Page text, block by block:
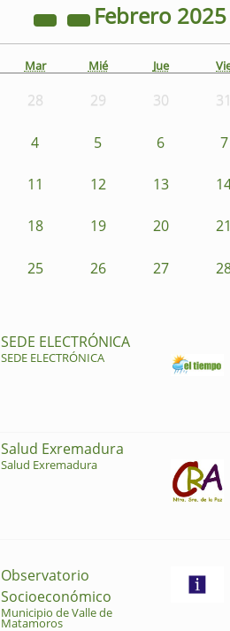
Febrero 2025
Mar Mié Jue
28 29 30 31
4 5 6 7
11 12 13
18 19 20 21
25 26 27
SEDE ELECTRÓNICA
SEDE ELECTRÓNICA
Salud Exremadura
Salud Exremadura
Observatorio
Socioeconómico
Municipio de Valle de
Matamoros